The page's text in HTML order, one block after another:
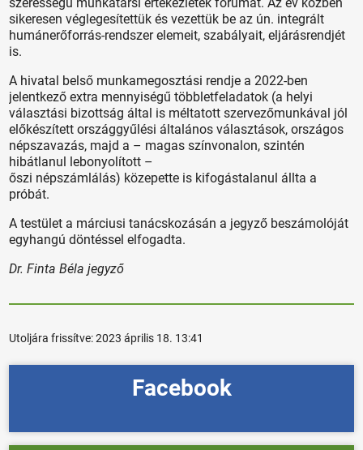
sikeresen véglegesítettük és vezettük be az ún. integrált
humánerőforrás-rendszer elemeit, szabályait, eljárásrendjét
is.
A hivatal belső munkamegosztási rendje a 2022-ben
jelentkező extra mennyiségű többletfeladatok (a helyi
választási bizottság által is méltatott szervezőmunkával jól
előkészített országgyűlési általános választások, országos
népszavazás, majd a – magas színvonalon, szintén
hibátlanul lebonyolított –
őszi népszámlálás) közepette is kifogástalanul állta a
próbát.
A testület a márciusi tanácskozásán a jegyző beszámolóját
egyhangú döntéssel elfogadta.
Dr. Finta Béla jegyző
Utoljára frissítve:2023 április 18. 13:41
Facebook